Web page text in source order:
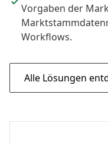
Vorgaben der
Workflows.
Alle Lösungen